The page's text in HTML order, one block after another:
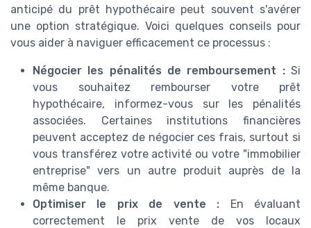
anticipé du prêt hypothécaire peut souvent s'avérer
une option stratégique. Voici quelques conseils pour
vous aider à naviguer efficacement ce processus :
Négocier les pénalités de remboursement :Si
vous souhaitez rembourser votre prêt
hypothécaire, informez-vous sur les pénalités
associées. Certaines institutions financières
peuvent acceptez de négocier ces frais, surtout si
vous transférez votre activité ou votre "immobilier
entreprise" vers un autre produit auprès de la
même banque.
Optimiser le prix de vente : En évaluant
correctement le prix vente de vos locaux